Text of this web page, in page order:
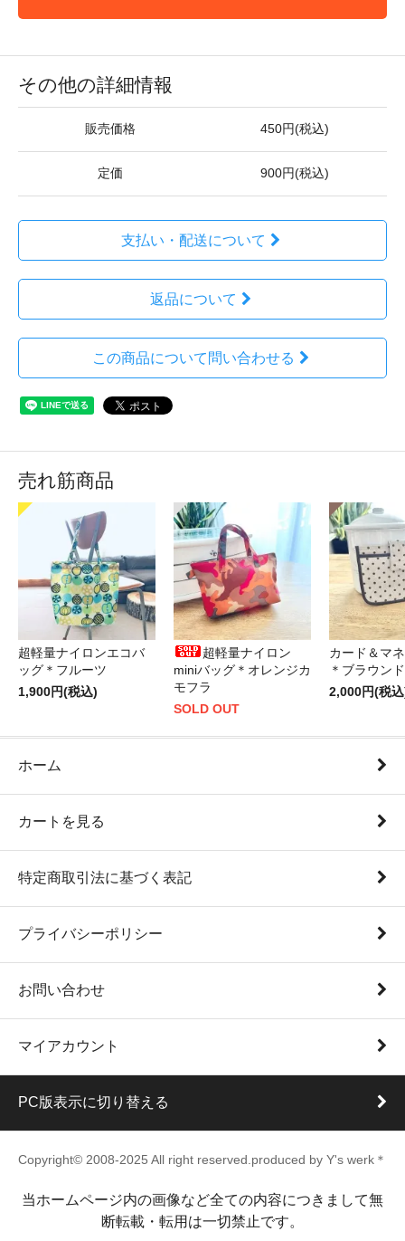
その他の詳細情報
販売価格 450円(税込)
定価 900円(税込)
支払い・配送について
返品について
この商品について問い合わせる
売れ筋商品
超軽量ナイロンエコバ
ッグ＊フルーツ
1,900円(税込)
超軽量ナイロン
miniバッグ＊オレンジカ
モフラ
SOLD OUT
カード＆マ
＊ブラウン
2,000円(税
ホーム
カートを見る
特定商取引法に基づく表記
プライバシーポリシー
お問い合わせ
マイアカウント
PC版表示に切り替える
Copyright© 2008-2025 All right reserved.produced by Y's werk＊
当ホームページ内の画像など全ての内容につきまして無
断転載・転用は一切禁止です。